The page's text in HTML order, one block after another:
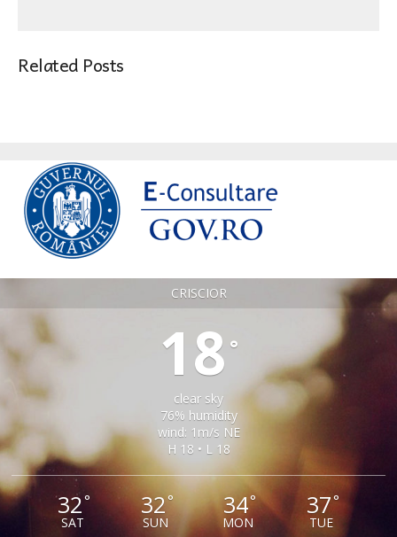
Related Posts
CRISCIOR
18 °
clear sky
76% humidity
wind: 1m/s NE
H 18 • L 18
32°
SAT
32°
SUN
34°
MON
37°
TUE